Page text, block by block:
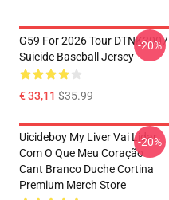
G59 For 2026 Tour DTNK3007
Suicide Baseball Jersey
€ 33,11 $35.99
-20%
Uicideboy My Liver Vai Lidar
Com O Que Meu Coração
Cant Branco Duche Cortina
Premium Merch Store
-20%